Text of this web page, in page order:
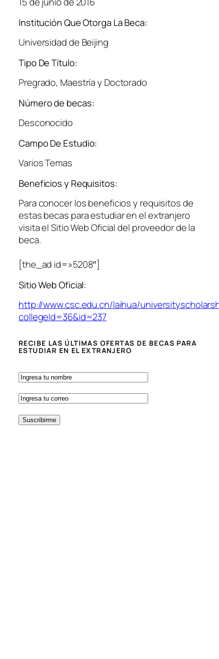
Institución Que Otorga La Beca:
Universidad de Beijing
Tipo De Título:
Pregrado, Maestría y Doctorado
Número de becas:
Desconocido
Campo De Estudio:
Varios Temas
Beneficios y Requisitos:
Para conocer los beneficios y requisitos de
estas becas para estudiar en el extranjero
visita el Sitio Web Oficial del proveedor de la
beca.
[the_ad id=»5208″]
Sitio Web Oficial:
http://www.csc.edu.cn/laihua/
collegeId=36&id=237
RECIBE LAS ÚLTIMAS OFERTAS DE BECAS PARA
ESTUDIAR EN EL EXTRANJERO